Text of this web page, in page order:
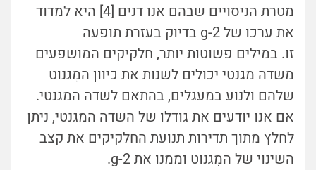
מטרת הניסויים שבהם אנו דנים [4] היא למדוד
את ערכו של g-2 בדיוק בעזרת תופעה
זו. במילים פשוטות יותר, חלקיקים המושפעים
משדה מגנטי יכולים לשנות את כיוון המִגנוט
שלהם ולנוע במעגלים, בהתאם לשדה המגנטי.
אם אנו יודעים את גודלו של השדה המגנטי, ניתן
לחלץ מתוך תדירות תנועת החלקיקים את קצב
השינוי של המִגנוט וממנו את g-2.